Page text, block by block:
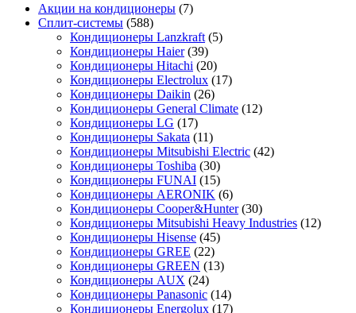
Акции на кондиционеры (7)
Сплит-системы (588)
Кондиционеры Lanzkraft (5)
Кондиционеры Haier (39)
Кондиционеры Hitachi (20)
Кондиционеры Electrolux (17)
Кондиционеры Daikin (26)
Кондиционеры General Climate (12)
Кондиционеры LG (17)
Кондиционеры Sakata (11)
Кондиционеры Mitsubishi Electric (42)
Кондиционеры Toshiba (30)
Кондиционеры FUNAI (15)
Кондиционеры AERONIK (6)
Кондиционеры Cooper&Hunter (30)
Кондиционеры Mitsubishi Heavy Industries (12)
Кондиционеры Hisense (45)
Кондиционеры GREE (22)
Кондиционеры GREEN (13)
Кондиционеры AUX (24)
Кондиционеры Panasonic (14)
Кондиционеры Energolux (17)